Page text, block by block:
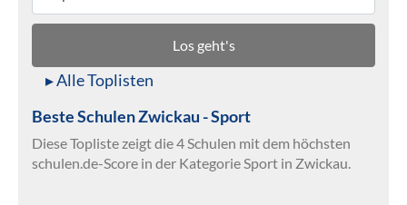
Los geht's
▸ Alle Toplisten
Beste Schulen Zwickau - Sport
Diese Topliste zeigt die 4 Schulen mit dem höchsten
schulen.de-Score in der Kategorie Sport in Zwickau.